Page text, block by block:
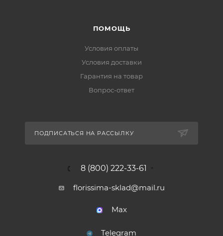
ПОМОЩЬ
Условия оплаты
Условия доставки
Гарантия на товар
Вопрос-ответ
ПОДПИСАТЬСЯ НА РАССЫЛКУ
8 (800) 222-33-61
florissima-sklad@mail.ru
Max
Telegram